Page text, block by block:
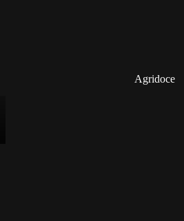
Agridoce